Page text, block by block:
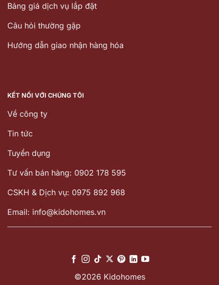
Bảng giá dịch vụ lắp đặt
Câu hỏi thường gặp
Hướng dẫn giao nhận hàng hóa
KẾT NỐI VỚI CHÚNG TÔI
Về công ty
Tin tức
Tuyển dụng
Tư vấn bán hàng: 0902 178 595
CSKH & Dịch vụ: 0975 892 968
Email: info@kidohomes.vn
©2026 Kidohomes